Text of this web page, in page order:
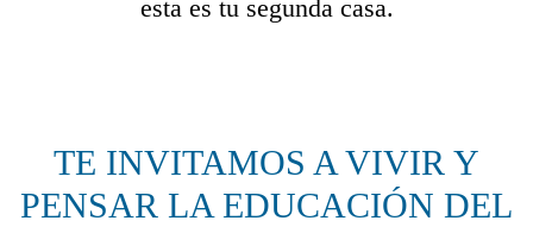
esta es tu segunda casa.
TE INVITAMOS A VIVIR Y
PENSAR LA EDUCACIÓN DEL